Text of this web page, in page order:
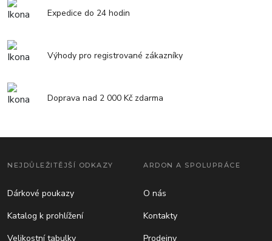
Expedice do 24 hodin
Výhody pro registrované zákazníky
Doprava nad 2 000 Kč zdarma
NEJDŮLEŽITĚJŠÍ ODKAZY
Dárkové poukazy
Katalog k prohlížení
Velikostní tabulky
ARDON A SPOLUPRÁCE
O nás
Kontakty
Prodejny